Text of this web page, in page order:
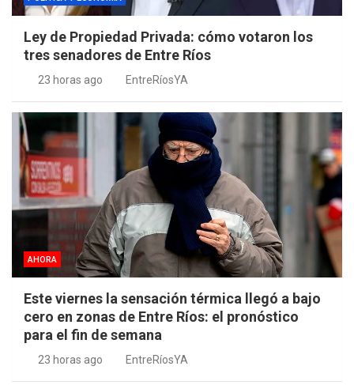
Ley de Propiedad Privada: cómo votaron los
tres senadores de Entre Ríos
23 horas ago EntreRíosYA
AHORA
Este viernes la sensación térmica llegó a bajo
cero en zonas de Entre Ríos: el pronóstico
para el fin de semana
23 horas ago EntreRíosYA